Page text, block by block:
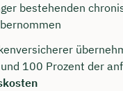
bestehenden
100 Prozent der